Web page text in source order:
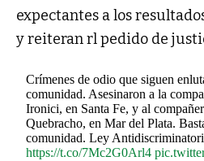
expectantes a los
y reiteran rl pedido de
Crímenes de odio que siguen
comunidad. Asesinaron a la
Ironici, en Santa Fe, y al
Quebracho, en Mar del Plata.
comunidad. Ley
https://t.co/7Mc2G0Arl4